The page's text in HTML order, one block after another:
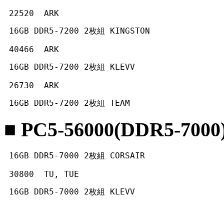
22520  ARK
16GB DDR5-7200 2枚組 KINGSTON
40466  ARK
16GB DDR5-7200 2枚組 KLEVV
26730  ARK
16GB DDR5-7200 2枚組 TEAM
■ PC5-56000(DDR5-
16GB DDR5-7000 2枚組 CORSAIR
30800  TU, TUE
16GB DDR5-7000 2枚組 KLEVV